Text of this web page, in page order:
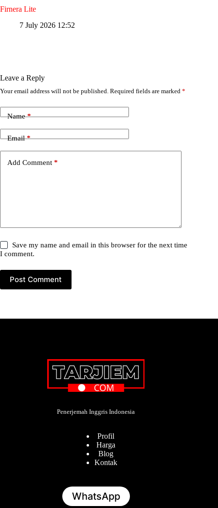
Firnera Lite
7 July 2026 12:52
Leave a Reply
Your email address will not be published. Required fields are marked *
Name*
Email*
Add Comment *
Save my name and email in this browser for the next time
I comment.
Post Comment
Penerjemah Inggris Indonesia
Profil
Harga
Blog
Kontak
WhatsApp